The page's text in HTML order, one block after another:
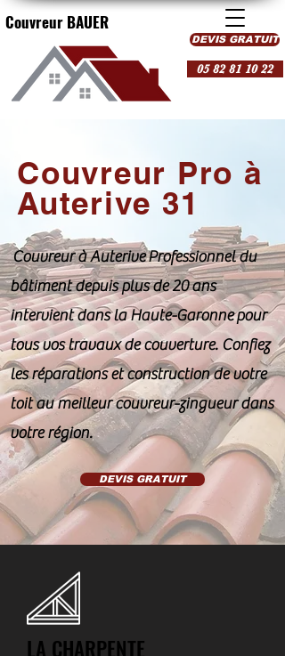
05 82 81 10 22
Couvreur BAUER
DEVIS GRATUIT
Couvreur Pro à
Auterive 31
Couvreur à Auterive Professionnel du
bâtiment depuis plus de 20 ans
intervient dans la Haute-Garonne pour
tous vos travaux de couverture. Confiez
les réparations et construction de votre
toit au meilleur couvreur-zingueur dans
votre région.
DEVIS GRATUIT
LA CHARPENTE